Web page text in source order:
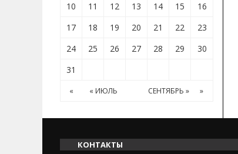
10
11 12 13 14 15
16
17
18 19 20 21 22
23
24
25 26 27 28 29
30
31
« « ИЮЛЬ СЕНТЯБРЬ » »
КОНТАКТЫ